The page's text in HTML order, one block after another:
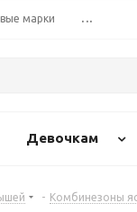
марки ...
Девочкам
- Комбинезоны